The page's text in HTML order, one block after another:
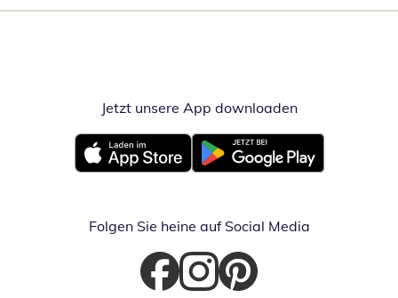
Jetzt unsere App downloadenÖffnet in
Öffnet in neuem FensterÖffnet in neuem Fenster
Folgen Sie heine auf Social Media
Öffnet in neuem Fenster
Öffnet in neuem Fenster
Öffnet in neuem Fenster